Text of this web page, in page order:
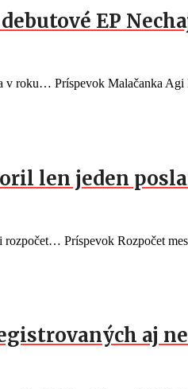
EP
v roku… Príspevok Malačanka Agi
len jeden
Príspevok Rozpočet
aj